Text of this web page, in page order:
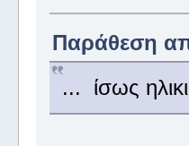
Παράθεση
... ίσως